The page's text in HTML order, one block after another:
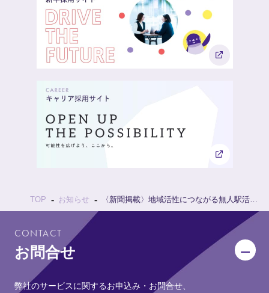
TOP お知らせ 〈新聞掲載〉地域活性につながる無人駅活用の取り組みが新聞に掲載されました。
CONTACT
お問合せ
弊社のサービスに関するお申込み・お問合せ、